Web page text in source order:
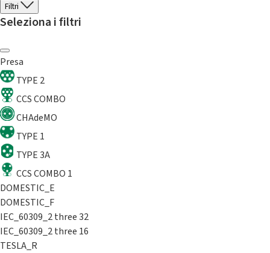
Filtri
Seleziona i filtri
Presa
TYPE 2
CCS COMBO
CHAdeMO
TYPE 1
TYPE 3A
CCS COMBO 1
DOMESTIC_E
DOMESTIC_F
IEC_60309_2 three 32
IEC_60309_2 three 16
TESLA_R